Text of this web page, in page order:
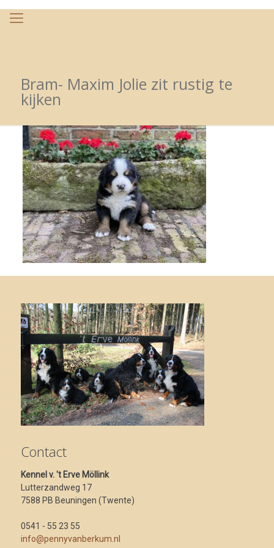
Bram- Maxim Jolie zit rustig te
kijken
Contact
Kennel v. 't Erve Möllink
Lutterzandweg 17
7588 PB Beuningen (Twente)
0541 - 55 23 55
info@pennyvanberkum.nl